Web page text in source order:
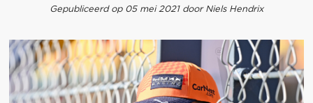
Gepubliceerd op 05 mei 2021 door Niels Hendrix